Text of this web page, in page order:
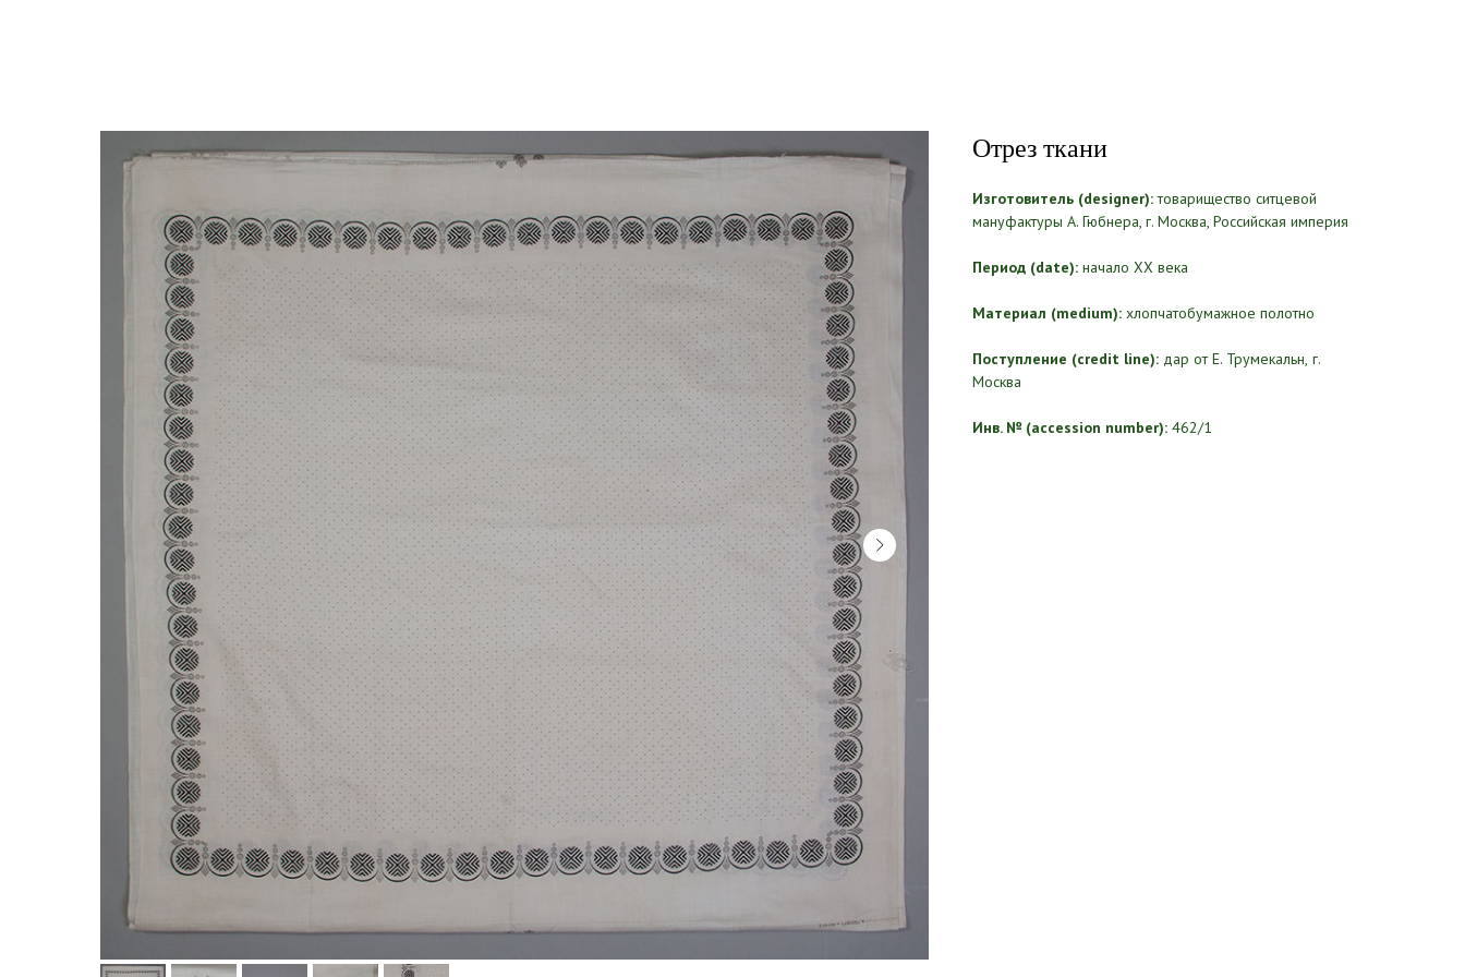
Отрез ткани
Изготовитель (designer):товарищество ситцевой
мануфактуры А. Гюбнера, г. Москва, Российская империя
Период (date): начало ХХ века
Материал (medium): хлопчатобумажное полотно
Поступление (credit line): дар от Е. Трумекальн, г.
Москва
Инв. № (accession number): 462/1